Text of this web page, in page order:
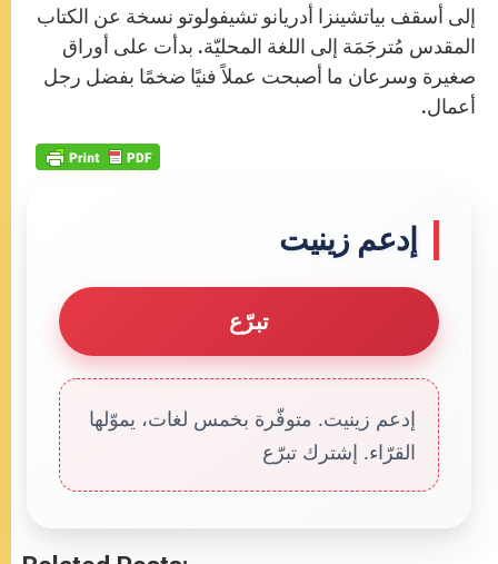
إلى أسقف بياتشينزا أدريانو تشيفولوتو نسخة عن الكتاب
المقدس مُترجَمَة إلى اللغة المحليّة. بدأت على أوراق
صغيرة وسرعان ما أصبحت عملاً فنيًا ضخمًا بفضل رجل
أعمال.
إدعم زينيت
تبرّع
إدعم زينيت. متوفّرة بخمس لغات، يموّلها
القرّاء. إشترك تبرّع